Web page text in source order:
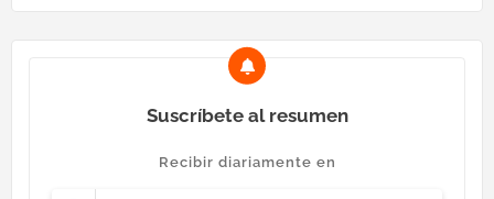
Suscríbete al resumen
Recibir diariamente en